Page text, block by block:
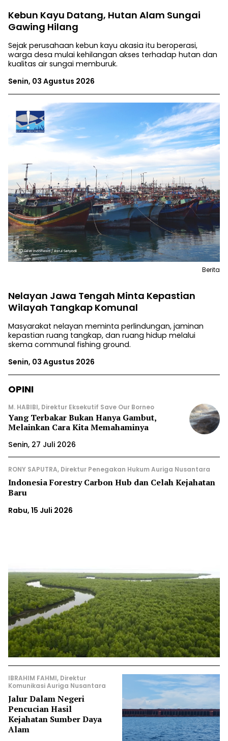
Kebun Kayu Datang, Hutan Alam Sungai
Gawing Hilang
Sejak perusahaan kebun kayu akasia itu beroperasi,
warga desa mulai kehilangan akses terhadap hutan dan
kualitas air sungai memburuk.
Senin, 03 Agustus 2026
Nelayan Jawa Tengah Minta Kepastian
Wilayah Tangkap Komunal
Masyarakat nelayan meminta perlindungan, jaminan
kepastian ruang tangkap, dan ruang hidup melalui
skema communal fishing ground.
Senin, 03 Agustus 2026
Berita
OPINI
M. HABIBI, Direktur Eksekutif Save Our Borneo
Yang Terbakar Bukan Hanya Gambut,
Melainkan Cara Kita Memahaminya
Senin, 27 Juli 2026
RONY SAPUTRA, Direktur Penegakan Hukum Auriga Nusantara
Indonesia Forestry Carbon Hub dan Celah Kejahatan
Baru
Rabu, 15 Juli 2026
IBRAHIM FAHMI, Direktur
Komunikasi Auriga Nusantara
Jalur Dalam Negeri
Pencucian Hasil
Kejahatan Sumber Daya
Alam